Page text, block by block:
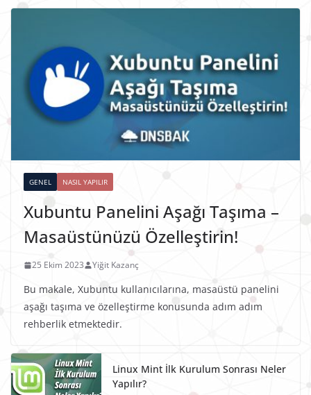
GENEL NASIL YAPILIR
Xubuntu Panelini Aşağı Taşıma –
Masaüstünüzü Özelleştirin!
25 Ekim 2023 Yiğit Kazanç
Bu makale, Xubuntu kullanıcılarına, masaüstü panelini
aşağı taşıma ve özelleştirme konusunda adım adım
rehberlik etmektedir.
Linux Mint İlk Kurulum Sonrası Neler
Yapılır?